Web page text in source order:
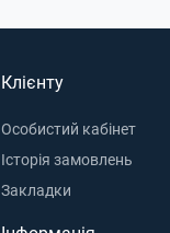
Клієнту
Особистий кабінет
Історія замовлень
Закладки